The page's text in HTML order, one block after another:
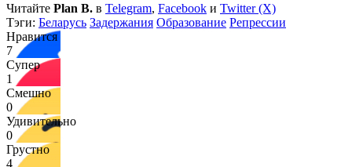
Читайте Plan B. в Telegram, Facebook и Twitter (X)
Тэги: Беларусь Задержания Образование Репрессии
Нравится
7
Супер
1
Смешно
0
Удивительно
0
Грустно
4